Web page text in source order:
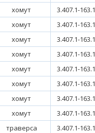
хомут 3.407.1-163.1
хомут 3.407.1-163.1
хомут 3.407.1-163.1
хомут 3.407.1-163.1
хомут 3.407.1-163.1
хомут 3.407.1-163.1
хомут 3.407.1-163.1
хомут 3.407.1-163.1
траверса 3.407.1-163.1